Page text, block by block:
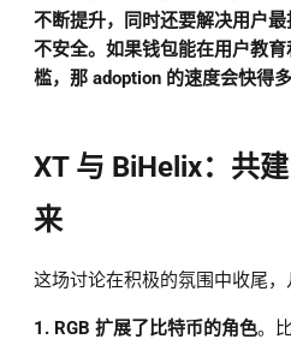
不断提升，同时还要解决用户
不安全。如果钱包能在用户教
槛，那 adoption 的速度会快得
XT 与 BiHelix：共
来
这场讨论在积极的氛围中收尾，
1. RGB 扩展了比特币的角色。